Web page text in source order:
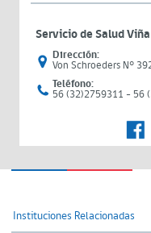
Servicio de Salud
Dirección:
Von Schroeders N°
Teléfono:
56 (32)2759311 - 56
Instituciones Relacionadas